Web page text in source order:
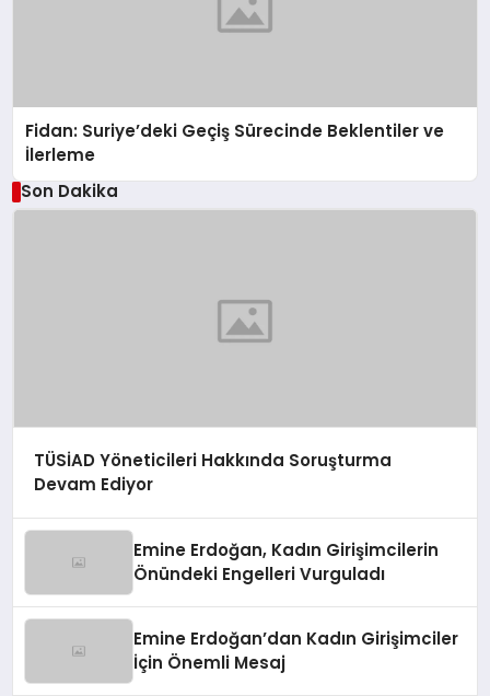
Fidan: Suriye’deki Geçiş Sürecinde Beklentiler ve
İlerleme
Son Dakika
TÜSİAD Yöneticileri Hakkında Soruşturma
Devam Ediyor
Emine Erdoğan, Kadın Girişimcilerin
Önündeki Engelleri Vurguladı
Emine Erdoğan’dan Kadın Girişimciler
İçin Önemli Mesaj